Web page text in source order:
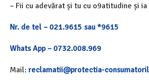
– Fii cu adevărat și tu cu o9atitudine și
Nr. de tel – 021.9615 sau *9615
Whats App – 0732.008.969
Mail: reclamatii@protectia-